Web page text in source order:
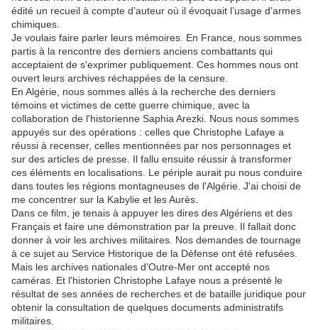
édité un recueil à compte d’auteur où il évoquait l’usage d’armes
chimiques.
Je voulais faire parler leurs mémoires. En France, nous sommes
partis à la rencontre des derniers anciens combattants qui
acceptaient de s'exprimer publiquement. Ces hommes nous ont
ouvert leurs archives réchappées de la censure.
En Algérie, nous sommes allés à la recherche des derniers
témoins et victimes de cette guerre chimique, avec la
collaboration de l'historienne Saphia Arezki. Nous nous sommes
appuyés sur des opérations : celles que Christophe Lafaye a
réussi à recenser, celles mentionnées par nos personnages et
sur des articles de presse. Il fallu ensuite réussir à transformer
ces éléments en localisations. Le périple aurait pu nous conduire
dans toutes les régions montagneuses de l'Algérie. J'ai choisi de
me concentrer sur la Kabylie et les Aurès.
Dans ce film, je tenais à appuyer les dires des Algériens et des
Français et faire une démonstration par la preuve. Il fallait donc
donner à voir les archives militaires. Nos demandes de tournage
à ce sujet au Service Historique de la Défense ont été refusées.
Mais les archives nationales d'Outre-Mer ont accepté nos
caméras. Et l'historien Christophe Lafaye nous a présenté le
résultat de ses années de recherches et de bataille juridique pour
obtenir la consultation de quelques documents administratifs
militaires.